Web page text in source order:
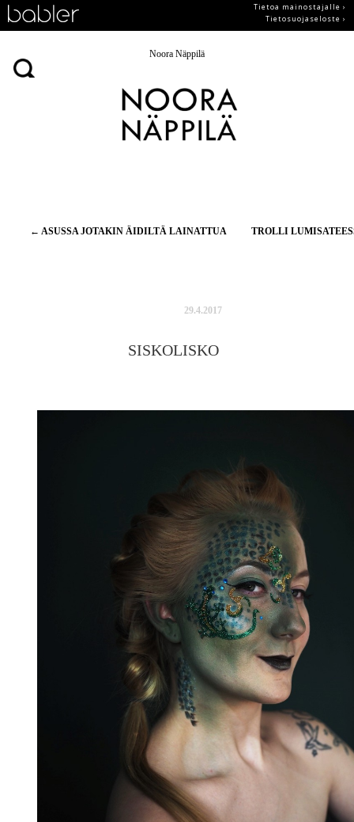
Tietoa mainostajalle ›
Tietosuojaseloste ›
Noora Näppilä
Artikkelien
← ASUSSA JOTAKIN ÄIDILTÄ LAINATTUA TROLLI
29.4.2017
SISKOLISKO